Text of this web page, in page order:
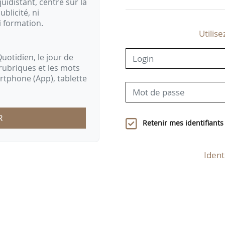
ni
formation.
le jour de
et les mots
(App), tablette
Retenir mes identifiants